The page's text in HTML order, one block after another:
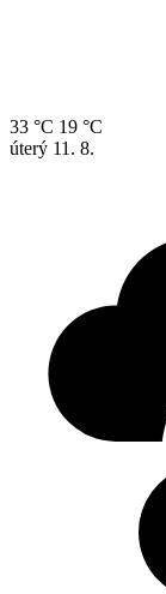
33 °C 19 °C
úterý 11. 8.